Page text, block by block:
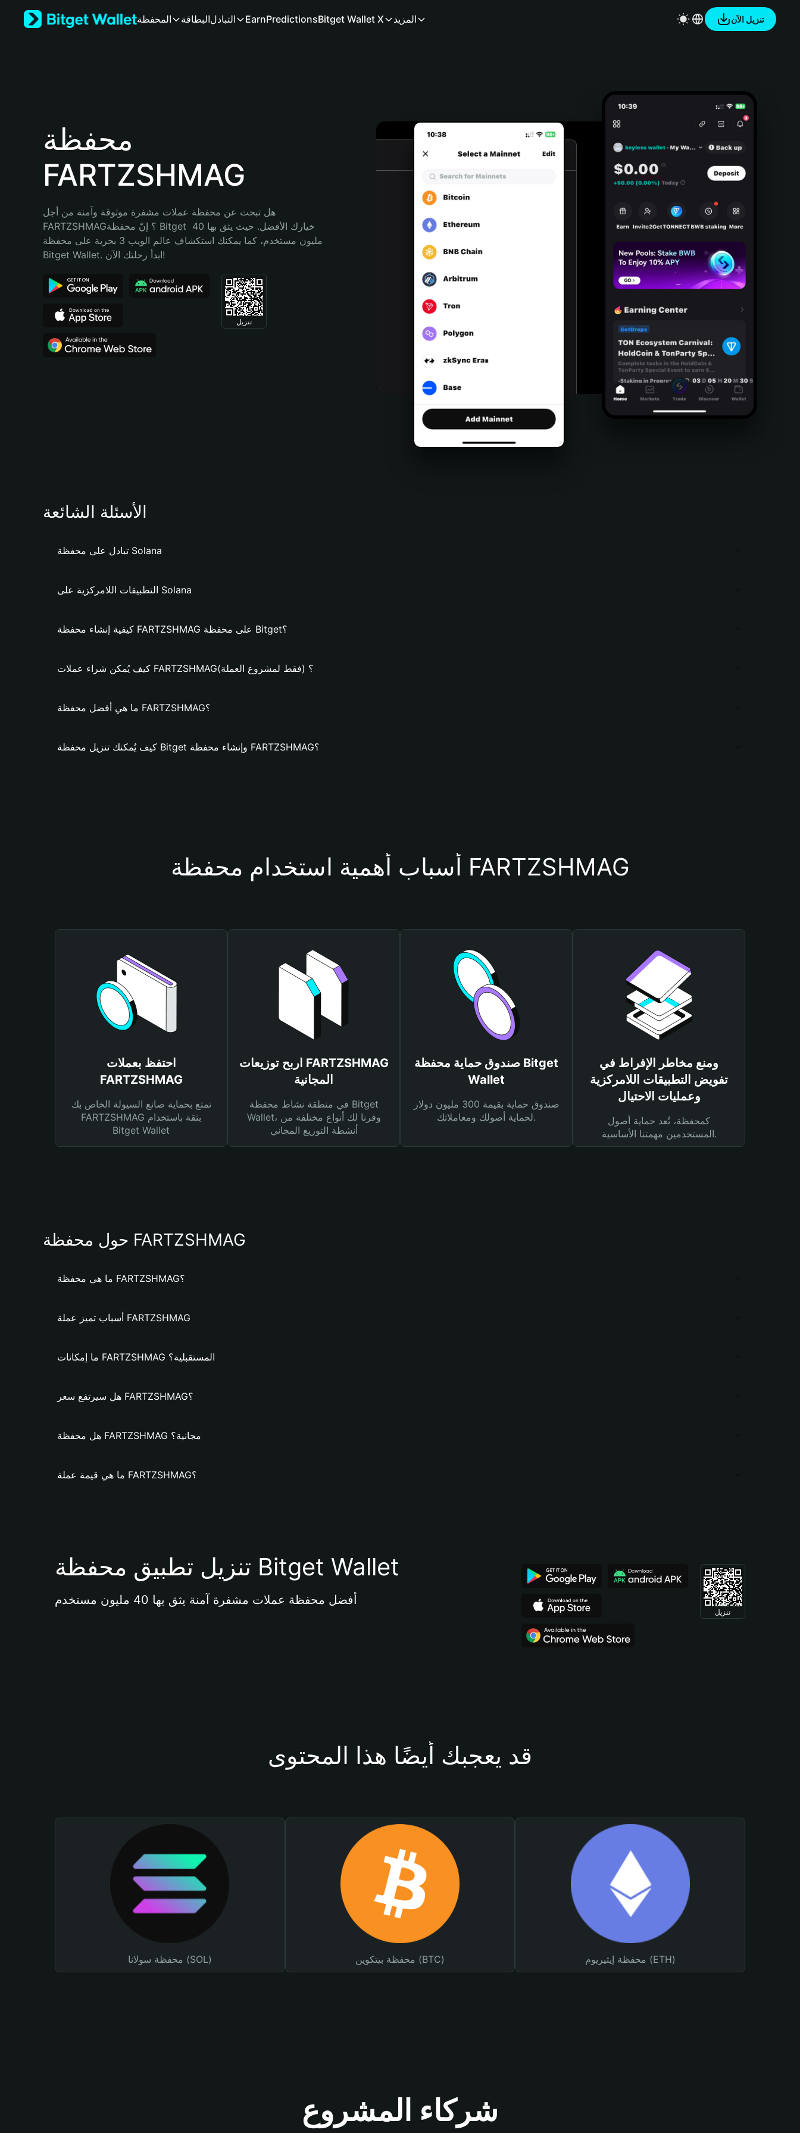
Português (Portugal)
Bahasa Indonesia
Português (Brasil)
Español (Argentina)
المحفظة البطاقةالتبادل EarnPredictionsBitget Wallet X المزيد تنزيل الآن
محفظة
FARTZSHMAG
هل تبحث عن محفظة عملات مشفرة موثوقة وآمنة من أجل
FARTZSHMAG؟ إنّ محفظة Bitget خيارك الأفضل. حيث يثق بها 40
مليون مستخدم، كما يمكنك استكشاف عالم الويب 3 بحرية على محفظة
Bitget Wallet. ابدأ رحلتك الآن!
تنزيل
الأسئلة الشائعة
تبادل على محفظة Solana
التطبيقات اللامركزية على Solana
كيفية إنشاء محفظة FARTZSHMAG على محفظة Bitget؟
كيف يُمكن شراء عملات FARTZSHMAG؟ (فقط لمشروع العملة)
ما هي أفضل محفظة FARTZSHMAG؟
كيف يُمكنك تنزيل محفظة Bitget وإنشاء محفظة FARTZSHMAG؟
أسباب أهمية استخدام محفظة FARTZSHMAG
احتفظ بعملات
FARTZSHMAG
تمتع بحماية صانع السيولة الخاص بك
FARTZSHMAG بثقة باستخدام
Bitget Wallet
اربح توزيعات FARTZSHMAG
المجانية
في منطقة نشاط محفظة Bitget
Wallet، وفرنا لك أنواع مختلفة من
أنشطة التوزيع المجاني
صندوق حماية محفظة Bitget
Wallet
صندوق حماية بقيمة 300 مليون دولار
لحماية أصولك ومعاملاتك.
ومنع مخاطر الإفراط في
تفويض التطبيقات اللامركزية
وعمليات الاحتيال
كمحفظة، تُعد حماية أصول
المستخدمين مهمتنا الأساسية.
حول محفظة FARTZSHMAG
ما هي محفظة FARTZSHMAG؟
أسباب تميز عملة FARTZSHMAG
ما إمكانات FARTZSHMAG المستقبلية؟
هل سيرتفع سعر FARTZSHMAG؟
هل محفظة FARTZSHMAG مجانية؟
ما هي قيمة عملة FARTZSHMAG؟
تنزيل تطبيق محفظة Bitget Wallet
أفضل محفظة عملات مشفرة آمنة يثق بها 40 مليون مستخدم
تنزيل
قد يعجبك أيضًا هذا المحتوى
محفظة سولانا (SOL) محفظة بيتكوين (BTC) محفظة إيثيريوم (ETH)
شركاء المشروع